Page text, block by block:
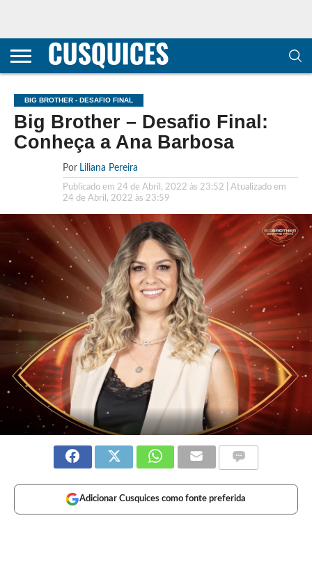
CONTACTOS
HOME
POLÍTICA DE
E COOKIES
SOBRE
TERMOS E
TRANSPARÊNCIA
METODOLOGIA
BIG BROTHER - DESAFIO FINAL
Big Brother – Desafio Final:
Conheça a Ana Barbosa
Por Liliana Pereira
Publicado em 24 de Abril, 2022 às 23:52
| Atualizado em
24 de Abril, 2022 às 23:59
Adicionar Cusquices como fonte preferida